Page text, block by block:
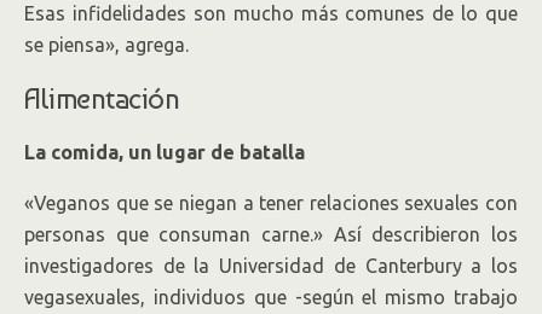
Esas infidelidades son mucho más comunes de lo que
se piensa», agrega.
Alimentación
La comida, un lugar de batalla
«Veganos que se niegan a tener relaciones sexuales con
personas que consuman carne.» Así describieron los
investigadores de la Universidad de Canterbury a los
vegasexuales, individuos que -según el mismo trabajo